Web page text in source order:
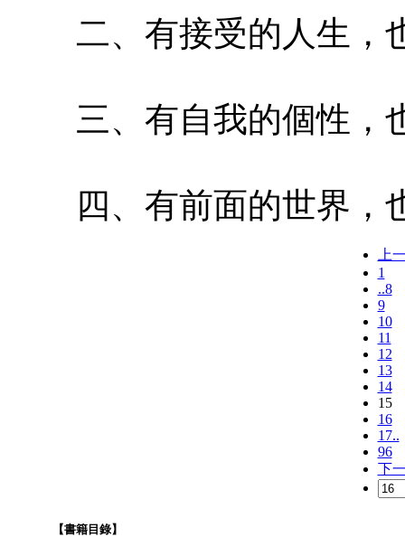
二、有接受的人生，
三、有自我的個性，
四、有前面的世界，
上
1
..8
9
10
11
12
13
14
15
16
17..
96
下
【書籍目錄】